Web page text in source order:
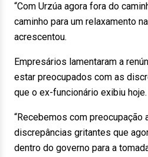
“Com Urzúa agora fora do
caminho para um relaxamento
acrescentou.
Empresários lamentaram a
estar preocupados com as
que o ex-funcionário exibiu hoje.
“Recebemos com preocupação
discrepâncias gritantes que
dentro do governo para a